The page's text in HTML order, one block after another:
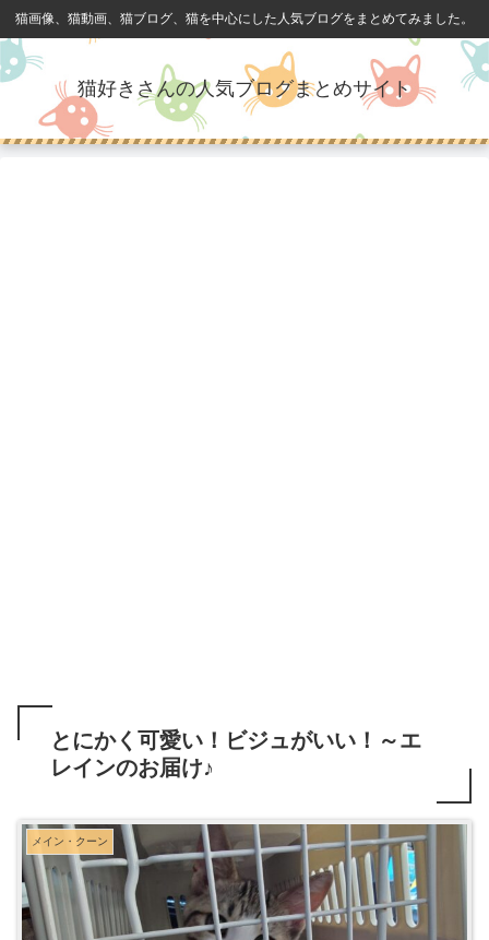
猫画像、猫動画、猫ブログ、猫を中心にした人気ブログをまとめてみました。
猫好きさんの人気ブログまとめサイト
とにかく可愛い！ビジュがいい！～エ
レインのお届け♪
メイン・クーン